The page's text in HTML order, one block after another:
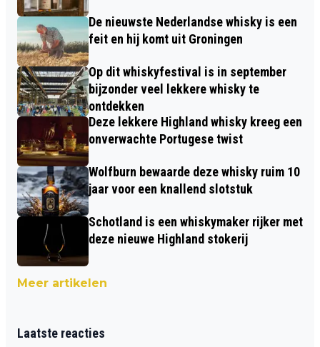
De nieuwste Nederlandse whisky is een
feit en hij komt uit Groningen
Op dit whiskyfestival is in september
bijzonder veel lekkere whisky te
ontdekken
Deze lekkere Highland whisky kreeg een
onverwachte Portugese twist
Wolfburn bewaarde deze whisky ruim 10
jaar voor een knallend slotstuk
Schotland is een whiskymaker rijker met
deze nieuwe Highland stokerij
Meer artikelen
Laatste reacties